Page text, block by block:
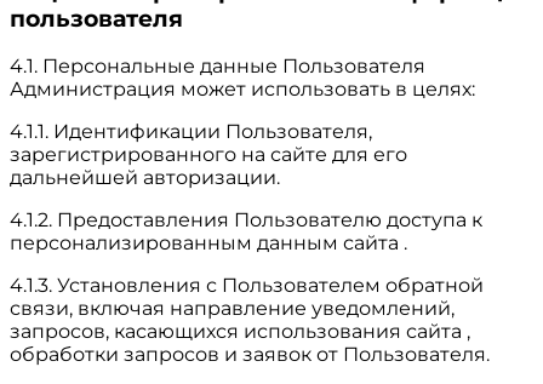
пользователя
4.1. Персональные данные Пользователя
Администрация может использовать в целях:
4.1.1. Идентификации Пользователя,
зарегистрированного на сайте для его
дальнейшей авторизации.
4.1.2. Предоставления Пользователю доступа к
персонализированным данным сайта .
4.1.3. Установления с Пользователем обратной
связи, включая направление уведомлений,
запросов, касающихся использования сайта ,
обработки запросов и заявок от Пользователя.